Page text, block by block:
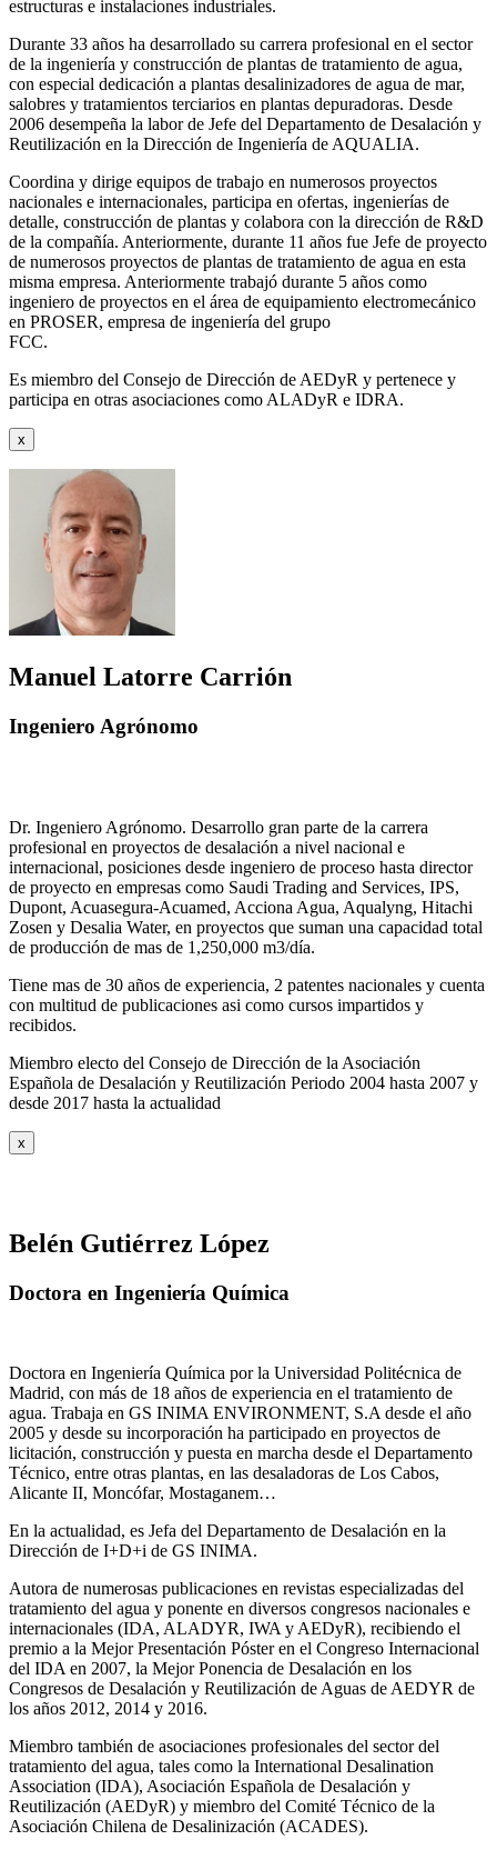
estructuras e instalaciones industriales.
Durante 33 años ha desarrollado su carrera profesional en el sector
de la ingeniería y construcción de plantas de tratamiento de agua,
con especial dedicación a plantas desalinizadores de agua de mar,
salobres y tratamientos terciarios en plantas depuradoras. Desde
2006 desempeña la labor de Jefe del Departamento de Desalación y
Reutilización en la Dirección de Ingeniería de AQUALIA.
Coordina y dirige equipos de trabajo en numerosos proyectos
nacionales e internacionales, participa en ofertas, ingenierías de
detalle, construcción de plantas y colabora con la dirección de R&D
de la compañía. Anteriormente, durante 11 años fue Jefe de proyecto
de numerosos proyectos de plantas de tratamiento de agua en esta
misma empresa. Anteriormente trabajó durante 5 años como
ingeniero de proyectos en el área de equipamiento electromecánico
en PROSER, empresa de ingeniería del grupo
FCC.
Es miembro del Consejo de Dirección de AEDyR y pertenece y
participa en otras asociaciones como ALADyR e IDRA.
x
Manuel Latorre Carrión
Ingeniero Agrónomo
Dr. Ingeniero Agrónomo. Desarrollo gran parte de la carrera
profesional en proyectos de desalación a nivel nacional e
internacional, posiciones desde ingeniero de proceso hasta director
de proyecto en empresas como Saudi Trading and Services, IPS,
Dupont, Acuasegura-Acuamed, Acciona Agua, Aqualyng, Hitachi
Zosen y Desalia Water, en proyectos que suman una capacidad total
de producción de mas de 1,250,000 m3/día.
Tiene mas de 30 años de experiencia, 2 patentes nacionales y cuenta
con multitud de publicaciones asi como cursos impartidos y
recibidos.
Miembro electo del Consejo de Dirección de la Asociación
Española de Desalación y Reutilización Periodo 2004 hasta 2007 y
desde 2017 hasta la actualidad
x
Belén Gutiérrez López
Doctora en Ingeniería Química
Doctora en Ingeniería Química por la Universidad Politécnica de
Madrid, con más de 18 años de experiencia en el tratamiento de
agua. Trabaja en GS INIMA ENVIRONMENT, S.A desde el año
2005 y desde su incorporación ha participado en proyectos de
licitación, construcción y puesta en marcha desde el Departamento
Técnico, entre otras plantas, en las desaladoras de Los Cabos,
Alicante II, Moncófar, Mostaganem…
En la actualidad, es Jefa del Departamento de Desalación en la
Dirección de I+D+i de GS INIMA.
Autora de numerosas publicaciones en revistas especializadas del
tratamiento del agua y ponente en diversos congresos nacionales e
internacionales (IDA, ALADYR, IWA y AEDyR), recibiendo el
premio a la Mejor Presentación Póster en el Congreso Internacional
del IDA en 2007, la Mejor Ponencia de Desalación en los
Congresos de Desalación y Reutilización de Aguas de AEDYR de
los años 2012, 2014 y 2016.
Miembro también de asociaciones profesionales del sector del
tratamiento del agua, tales como la International Desalination
Association (IDA), Asociación Española de Desalación y
Reutilización (AEDyR) y miembro del Comité Técnico de la
Asociación Chilena de Desalinización (ACADES).